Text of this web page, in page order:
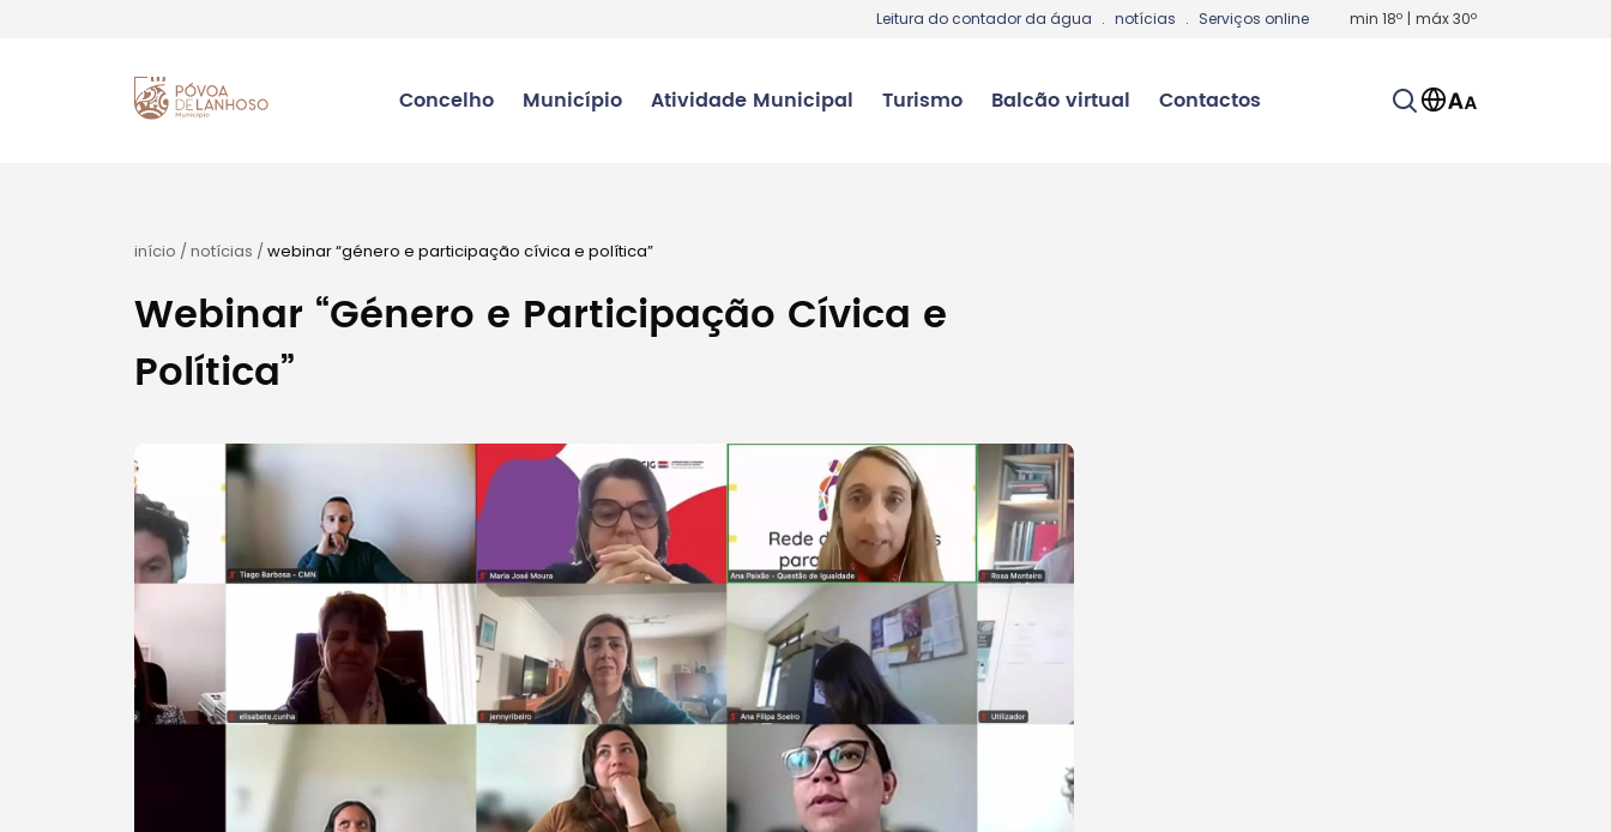
Leitura do contador da água . notícias . Serviços online min 18º | máx30º
Concelho Município Atividade Municipal Turismo Balcão virtual Contactos
início /notícias /webinar “género e participação cívica e política”
Webinar “Género e Participação Cívica e
Política”